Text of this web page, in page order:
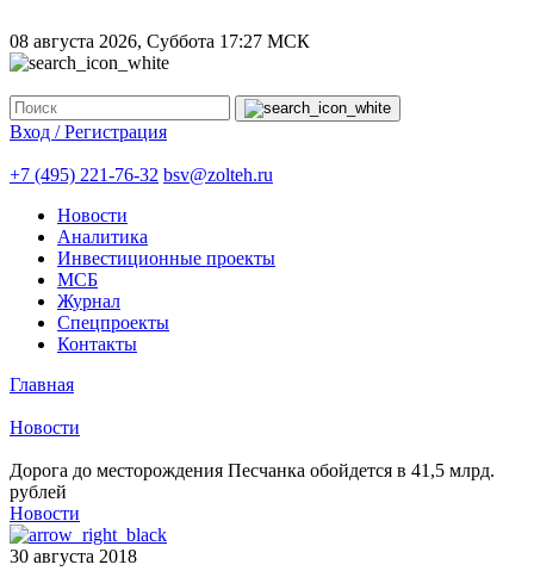
08 августа 2026, Суббота 17:27 МСК
Вход / Регистрация
+7 (495) 221-76-32 bsv@zolteh.ru
Новости
Аналитика
Инвестиционные проекты
МСБ
Журнал
Спецпроекты
Контакты
Главная
Новости
Дорога до месторождения Песчанка обойдется в 41,5 млрд.
рублей
Новости
30 августа 2018